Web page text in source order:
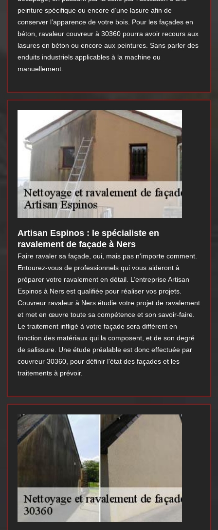
peinture spécifique ou encore d’une lasure afin de
conserver l’apparence de votre bois. Pour les façades en
béton, ravaleur couvreur à 30360 pourra avoir recours aux
lasures en béton ou encore aux peintures. Sans parler des
enduits industriels applicables à la machine ou
manuellement.
Artisan Espinos : le spécialiste en
ravalement de façade à Ners
Faire ravaler sa façade, oui, mais pas n'importe comment.
Entourez-vous de professionnels qui vous aideront à
préparer votre ravalement en détail. L’entreprise Artisan
Espinos à Ners est qualifiée pour réaliser vos projets.
Couvreur ravaleur à Ners étudie votre projet de ravalement
et met en œuvre toute sa compétence et son savoir-faire.
Le traitement infligé à votre façade sera différent en
fonction des matériaux qui la composent, et de son degré
de salissure. Une étude préalable est donc effectuée par
couvreur 30360, pour définir l'état des façades et les
traitements à prévoir.